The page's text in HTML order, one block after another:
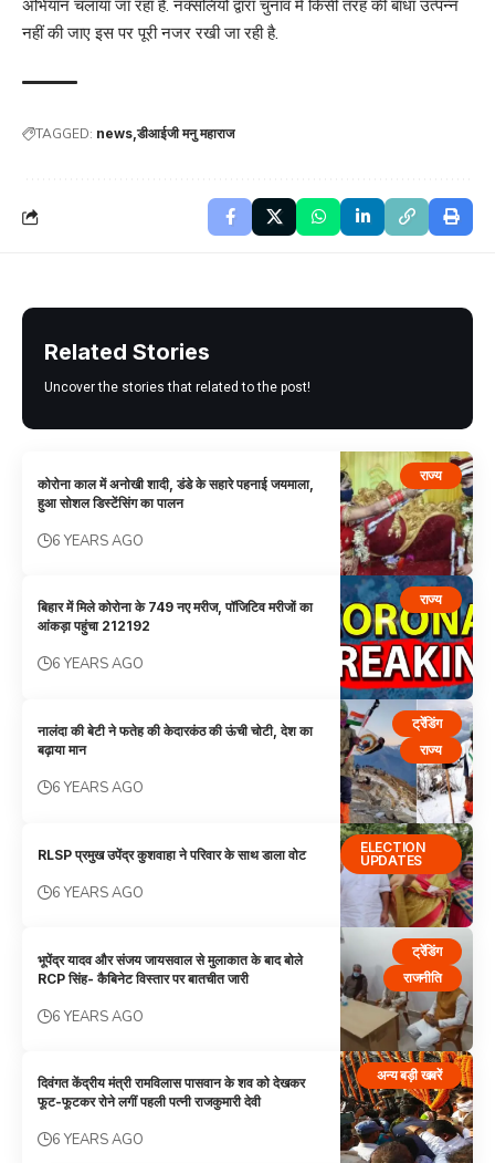
अभियान चलाया जा रहा है. नक्सलियों द्वारा चुनाव में किसी तरह की बाधा उत्पन्न
नहीं की जाए इस पर पूरी नजर रखी जा रही है.
TAGGED: news डीआईजी मनु महाराज
Related Stories
Uncover the stories that related to the post!
राज्य
कोरोना काल में अनोखी शादी, डंडे के सहारे पहनाई जयमाला,
हुआ सोशल डिस्टेंसिंग का पालन
6 YEARS AGO
राज्य
बिहार में मिले कोरोना के 749 नए मरीज, पॉजिटिव मरीजों का
आंकड़ा पहुंचा 212192
6 YEARS AGO
ट्रेंडिंग
राज्य
नालंदा की बेटी ने फतेह की केदारकंठ की ऊंची चोटी, देश का
बढ़ाया मान
6 YEARS AGO
ELECTION
UPDATES
RLSP प्रमुख उपेंद्र कुशवाहा ने परिवार के साथ डाला वोट
6 YEARS AGO
ट्रेंडिंग
राजनीति
भूपेंद्र यादव और संजय जायसवाल से मुलाकात के बाद बोले
RCP सिंह- कैबिनेट विस्तार पर बातचीत जारी
6 YEARS AGO
अन्य बड़ी खबरें
दिवंगत केंद्रीय मंत्री रामविलास पासवान के शव को देखकर
फूट-फूटकर रोने लगीं पहली पत्नी राजकुमारी देवी
6 YEARS AGO